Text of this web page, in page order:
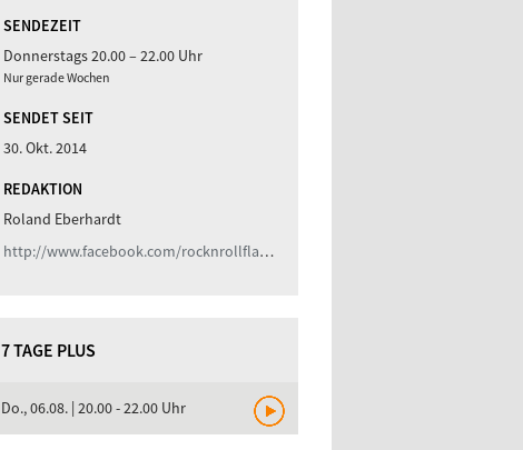
SENDEZEIT
Donnerstags 20.00 – 22.00 Uhr
Nur gerade Wochen
SENDET SEIT
30. Okt. 2014
REDAKTION
Roland Eberhardt
http://www.facebook.com/rocknrollflashback
7 TAGE PLUS
Do., 06.08. | 20.00 - 22.00 Uhr